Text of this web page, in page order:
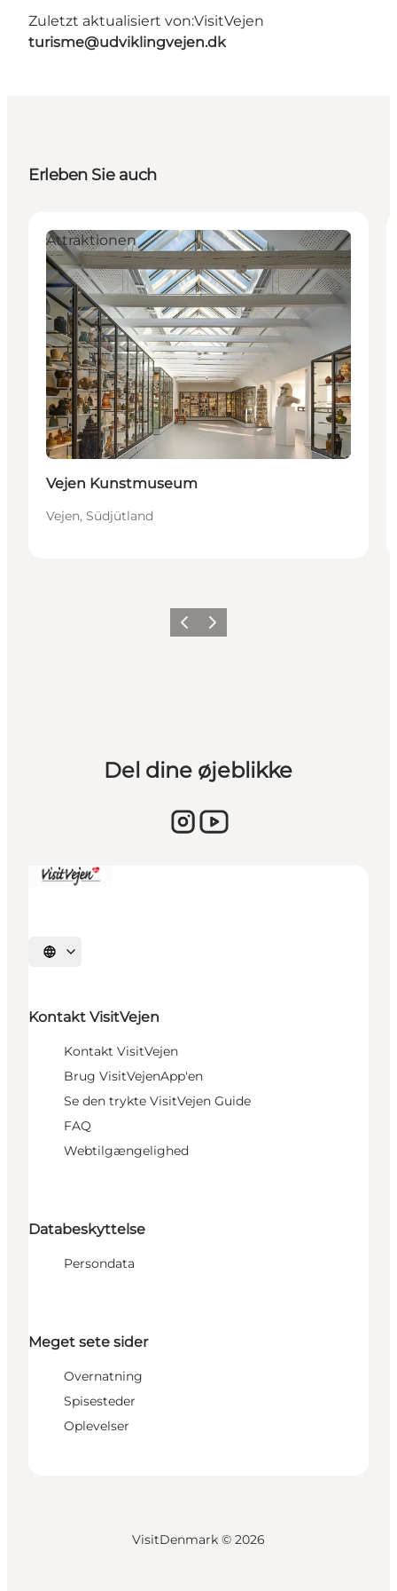
Zuletzt aktualisiert von:VisitVejen
turisme@udviklingvejen.dk
Erleben Sie auch
Attraktionen
Vejen Kunstmuseum
Vejen, Südjütland
Vorherige Folie
Nächste Folie
Del dine øjeblikke
Sprache auswählen
Kontakt VisitVejen
Kontakt VisitVejen
Brug VisitVejenApp'en
Se den trykte VisitVejen Guide
FAQ
Webtilgængelighed
Databeskyttelse
Persondata
Meget sete sider
Overnatning
Spisesteder
Oplevelser
VisitDenmark © 2026